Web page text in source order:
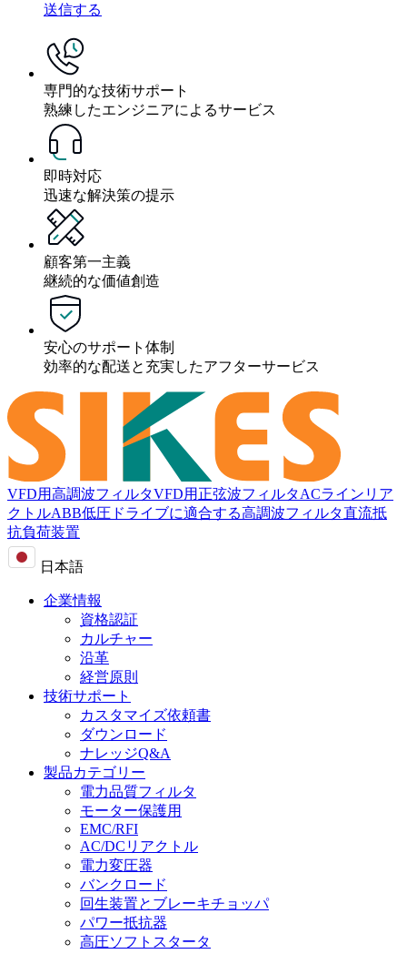
送信する
専門的な技術サポート
熟練したエンジニアによるサービス
即時対応
迅速な解決策の提示
顧客第一主義
継続的な価値創造
安心のサポート体制
効率的な配送と充実したアフターサービス
VFD用高調波フィルタVFD用正弦波フィルタACラインリア
クトルABB低圧ドライブに適合する高調波フィルタ直流抵
抗負荷装置
日本語
企業情報
資格認証
カルチャー
沿革
経営原則
技術サポート
カスタマイズ依頼書
ダウンロード
ナレッジQ&A
製品カテゴリー
電力品質フィルタ
モーター保護用
EMC/RFI
AC/DCリアクトル
電力変圧器
バンクロード
回生装置とブレーキチョッパ
パワー抵抗器
高圧ソフトスタータ